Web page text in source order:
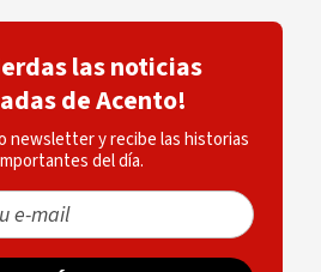
las noticias
de Acento!
newsletter y recibe las historias
del día.